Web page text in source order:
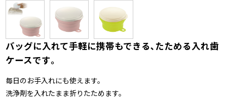
バッグに入れて手軽に携帯もできる､たためる入れ歯
ケースです｡
毎日のお手入れにも使えます。
洗浄剤を入れたまま折りたためます。